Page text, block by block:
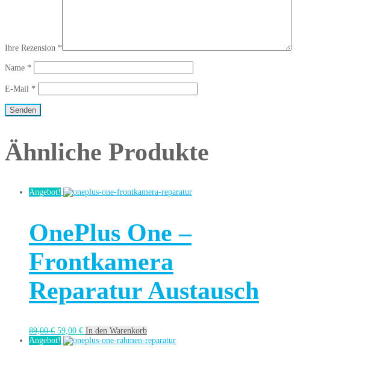
Ihre Rezension *
Name *
E-Mail *
Ähnliche Produkte
Angebot!
OnePlus One –
Frontkamera
Reparatur Austausch
89,00€ 59,00 € In den Warenkorb
Angebot!